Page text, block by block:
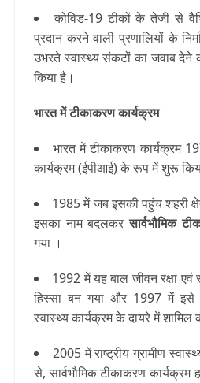
कोविड-19 टीकों के तेजी से
प्रदान करने वाली प्रणालियों के
उभरते स्वास्थ्य संकटों का जवाब देने
किया है।
भारत में टीकाकरण कार्यक्रम
भारत में टीकाकरण कार्यक्रम
कार्यक्रम (ईपीआई) के रूप में शुरू
1985 में जब इसकी पहुंच शहरी
इसका नाम बदलकरसार्वभौमिक
गया ।
1992 में यह बाल जीवन रक्षा एवं
हिस्सा बन गया और 1997 में इसे
स्वास्थ्य कार्यक्रम के दायरे में शामिल
2005 में राष्ट्रीय ग्रामीण
से, सार्वभौमिक टीकाकरण